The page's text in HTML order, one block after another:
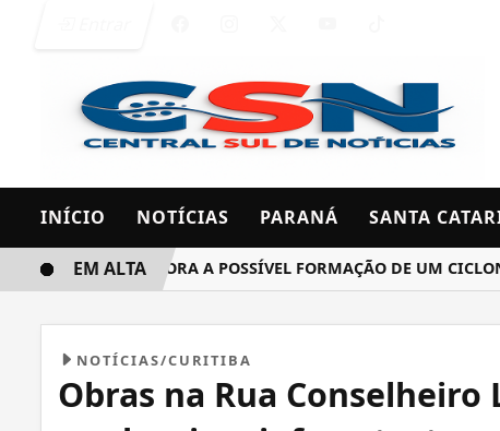
INÍCIO NOTÍCIAS PARANÁ SANTA
INMET MONITORA A POSSÍVEL FORMAÇÃO DE UM CICLONE
EM ALTA
NOTÍCIAS/CURITIBA
Obras na Rua